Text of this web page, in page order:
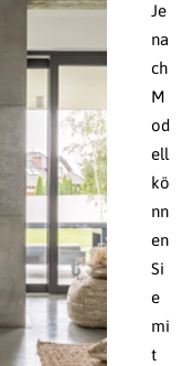
Je
na
ch
M
od
ell
kö
nn
en
Si
e
mi
t